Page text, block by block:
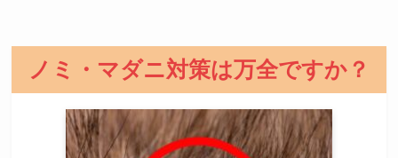
ノミ・マダニ対策は万全ですか？